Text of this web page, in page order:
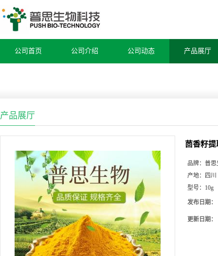
公司首页 公司介绍 公司动态 产品展厅
产品展厅
茴香籽提
品牌： 普思
产地：
四川
型号： 10g
发布日期：
更新日期：